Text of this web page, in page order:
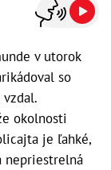
v utorok
so
okolnosti
je ľahké,
nepriestrelná